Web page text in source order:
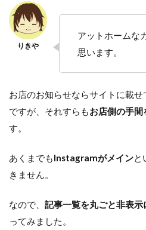
アットホームな
思います。
お店のお知らせならサイトに載
ですが、それすらもお店側の手間
す。
あくまでもInstagramがメインと
きません。
なので、 記事一覧を丸ごと非表示
ってみました。